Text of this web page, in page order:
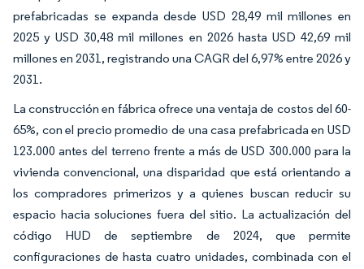
prefabricadas se expanda desde USD 28,49 mil millones en
2025 y USD 30,48 mil millones en 2026 hasta USD 42,69 mil
millones en 2031, registrando una CAGR del 6,97% entre 2026 y
2031.
La construcción en fábrica ofrece una ventaja de costos del 60-
65%, con el precio promedio de una casa prefabricada en USD
123.000 antes del terreno frente a más de USD 300.000 para la
vivienda convencional, una disparidad que está orientando a
los compradores primerizos y a quienes buscan reducir su
espacio hacia soluciones fuera del sitio. La actualización del
código HUD de septiembre de 2024, que permite
configuraciones de hasta cuatro unidades, combinada con el